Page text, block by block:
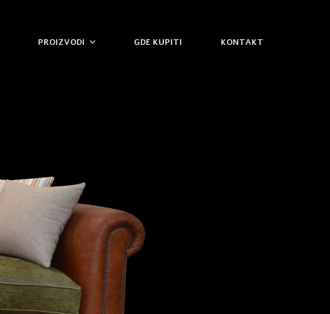
PROIZVODI GDE KUPITI KONTAKT